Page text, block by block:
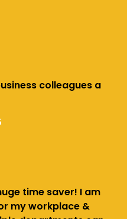
colleagues a
time saver! I am
my workplace &